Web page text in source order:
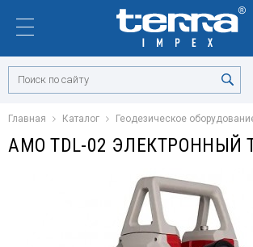
Главная Каталог Геодезическое
AMO TDL-02 ЭЛЕКТРОННЫЙ